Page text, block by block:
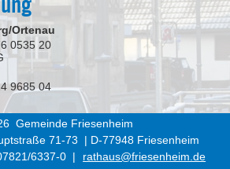
Ortenau
0535 20
9685 04
Gemeinde Friesenheim
71-73 | D-77948 Friesenheim
6337-0 |
rathaus@friesenheim.de